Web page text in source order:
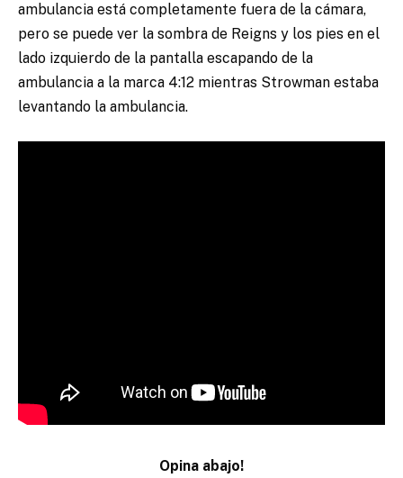
ambulancia está completamente fuera de la cámara,
pero se puede ver la sombra de Reigns y los pies en el
lado izquierdo de la pantalla escapando de la
ambulancia a la marca 4:12 mientras Strowman estaba
levantando la ambulancia.
Opina abajo!